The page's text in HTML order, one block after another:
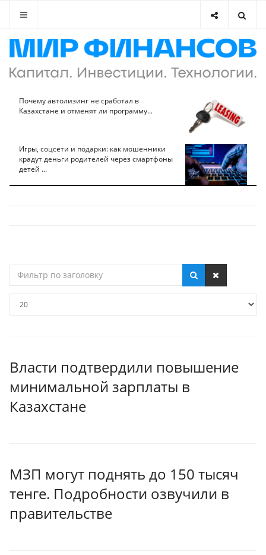
Почему автолизинг не сработал в
Казахстане и отменят ли программу...
Игры, соцсети и подарки: как мошенники
крадут деньги родителей через смартфоны
детей ...
по
Власти подтвердили повышение
минимальной зарплаты в
Казахстане
МЗП могут поднять до 150 тысяч
тенге. Подробности озвучили в
правительстве